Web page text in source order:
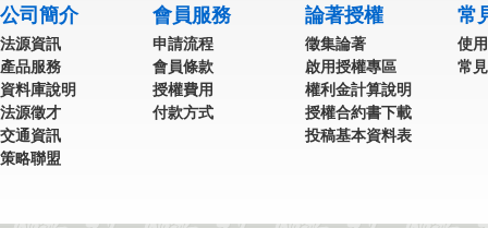
公司簡介
法源資訊
產品服務
資料庫說明
法源徵才
交通資訊
策略聯盟
會員服務
申請流程
會員條款
授權費用
付款方式
論著授權
徵集論著
啟用授權專區
權利金計算說明
授權合約書下載
投稿基本資料表
常
使
常